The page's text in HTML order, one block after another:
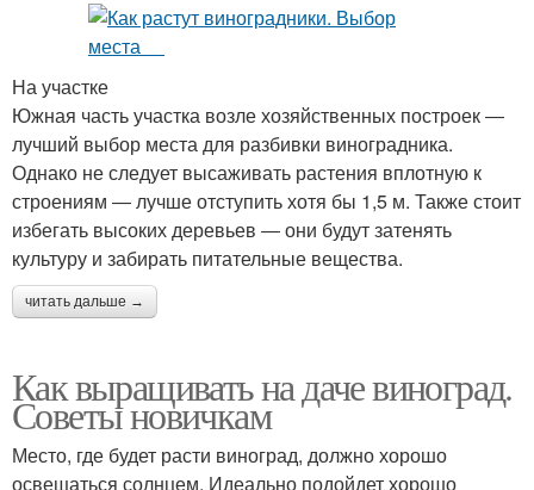
На участке
Южная часть участка возле хозяйственных построек ―
лучший выбор места для разбивки виноградника.
Однако не следует высаживать растения вплотную к
строениям ― лучше отступить хотя бы 1,5 м. Также стоит
избегать высоких деревьев ― они будут затенять
культуру и забирать питательные вещества.
читать дальше →
Как выращивать на даче виноград.
Советы новичкам
Место, где будет расти виноград, должно хорошо
освещаться солнцем. Идеально подойдет хорошо